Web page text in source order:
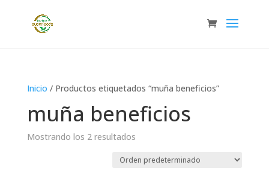
Inicio / Productos etiquetados “muña beneficios”
muña beneficios
Mostrando los 2 resultados